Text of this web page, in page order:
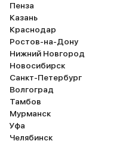
Пенза
Казань
Краснодар
Ростов-на-Дону
Нижний Новгород
Новосибирск
Санкт-Петербург
Волгоград
Тамбов
Мурманск
Уфа
Челябинск